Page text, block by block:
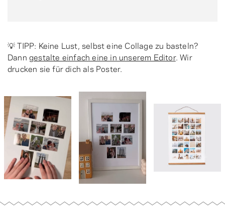
💡 TIPP: Keine Lust, selbst eine Collage zu basteln?
Dann gestalte einfach eine in unserem Editor. Wir
drucken sie für dich als Poster.